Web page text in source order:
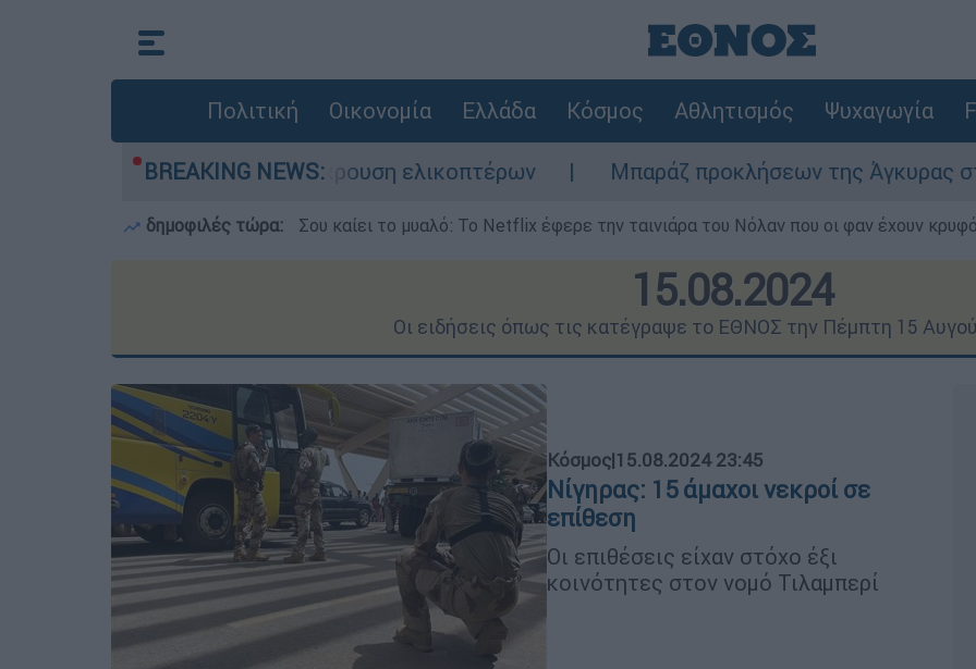
Πολιτική Οικονομία Ελλάδα Κόσμος Αθλητισμός Ψυχαγωγία
BREAKING NEWS:
του στη σύγκρουση ελικοπτέρων Μπαράζ προκλήσεων της Άγκυρας στο Αιγαίο:
δημοφιλές τώρα: Σου καίει το μυαλό: Το Netflix έφερε την ταινιάρα του Νόλαν που οι φαν έχουν
15.08.2024
Οι ειδήσεις όπως τις κατέγραψε το ΕΘΝΟΣ την Πέμπτη 15
Κόσμος|15.08.2024 23:45
Νίγηρας: 15 άμαχοι νεκροί σε
επίθεση
Οι επιθέσεις είχαν στόχο έξι
κοινότητες στον νομό Τιλαμπερί